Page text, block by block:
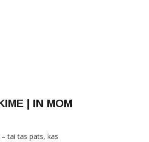
| IN MOM
tai tas pats, kas